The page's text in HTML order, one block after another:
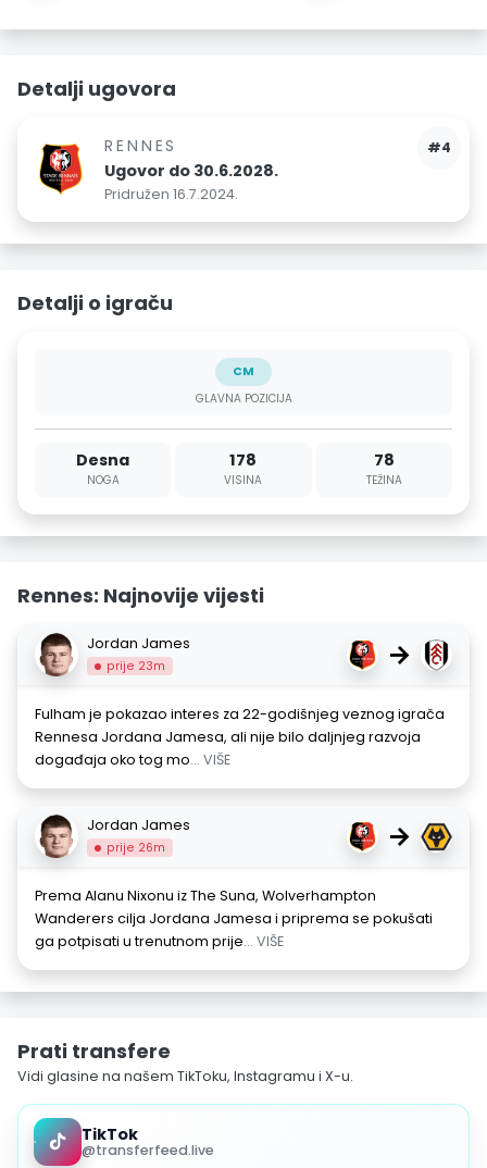
Detalji ugovora
#4
RENNES
Ugovor do 30.6.2028.
Pridružen 16.7.2024.
Detalji o igraču
CM
GLAVNA POZICIJA
Desna
NOGA
178
VISINA
78
TEŽINA
Rennes: Najnovije vijesti
Jordan James
prije 23m →
Fulham je pokazao interes za 22-godišnjeg veznog igrača
Rennesa Jordana Jamesa, ali nije bilo daljnjeg razvoja
događaja oko tog mo... VIŠE
Jordan James
prije 26m →
Prema Alanu Nixonu iz The Suna, Wolverhampton
Wanderers cilja Jordana Jamesa i priprema se pokušati
ga potpisati u trenutnom prije... VIŠE
Prati transfere
Vidi glasine na našem TikToku, Instagramu i X-u.
TikTok
@transferfeed.live